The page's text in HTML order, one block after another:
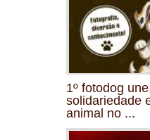
1º fotodog
solidariedade
animal no ...